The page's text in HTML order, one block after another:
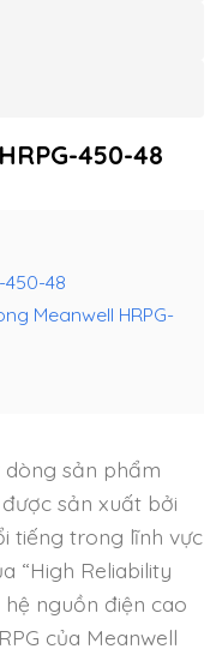
450-48
450-48
Meanwell HRPG-
dòng sản phẩm
sản xuất bởi
tiếng trong lĩnh vực
“High Reliability
hệ nguồn điện cao
của Meanwell